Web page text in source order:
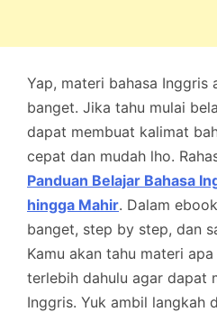
Yap, materi bahasa Inggris
banget. Jika tahu mulai
dapat membuat kalimat
cepat dan mudah lho.
Panduan Belajar Bahasa
hingga Mahir. Dalam
banget, step by step, dan
Kamu akan tahu materi
terlebih dahulu agar dapat
Inggris. Yuk ambil langkah